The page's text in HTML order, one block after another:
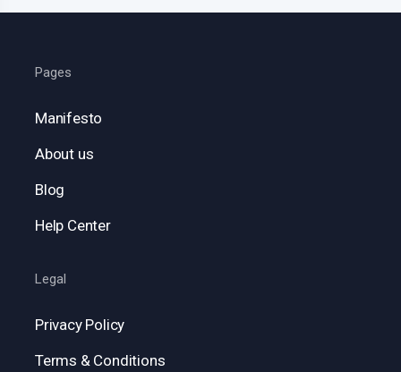
Pages
Manifesto
About us
Blog
Help Center
Legal
Privacy Policy
Terms & Conditions